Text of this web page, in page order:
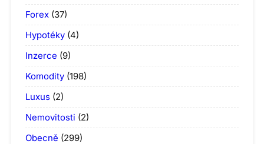
Forex (37)
Hypotéky (4)
Inzerce (9)
Komodity (198)
Luxus (2)
Nemovitosti (2)
Obecně (299)